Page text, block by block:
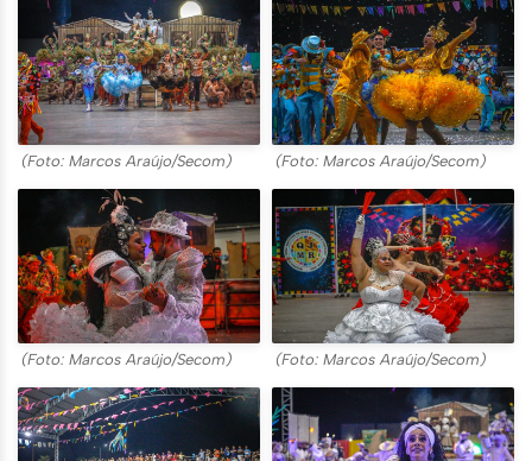
(Foto: Marcos Araújo/Secom) (Foto: Marcos Araújo/Secom)
(Foto: Marcos Araújo/Secom) (Foto: Marcos Araújo/Secom)